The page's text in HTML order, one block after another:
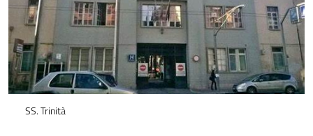
SS. Trinità